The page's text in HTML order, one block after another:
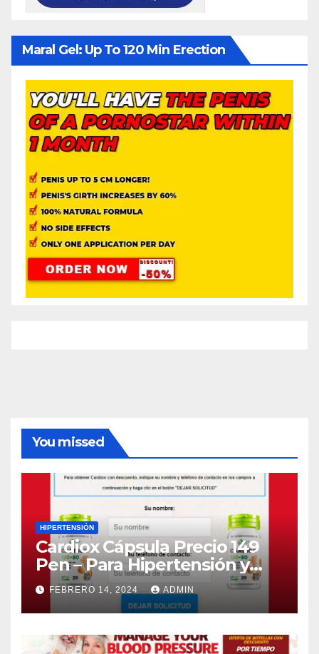
Maral Gel: Up To 120 Min Erection
You missed
HIPERTENSIÓN
Cardiox Cápsula Precio 149
Pen – Para Hipertensión y
Presión Arterial (Peru)
FEBRERO 14, 2024 ADMIN